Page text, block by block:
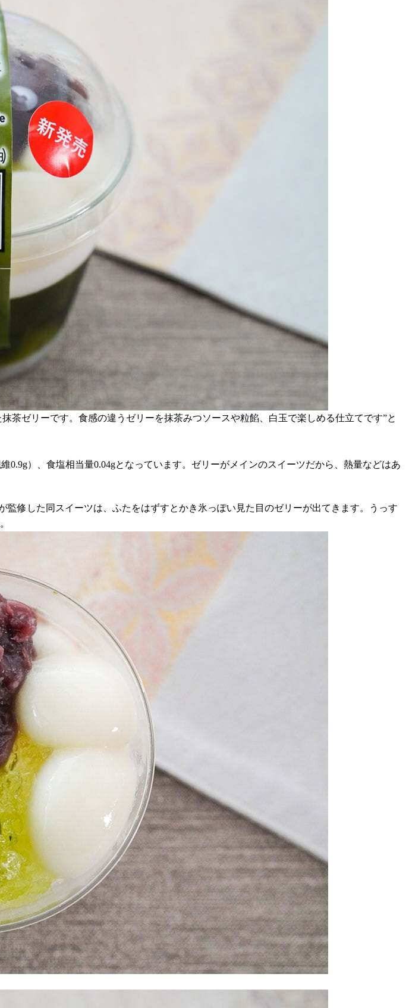
茶ゼリーです。食感の違うゼリーを抹茶みつソースや粒餡、白玉で楽しめる仕立てです”と
0.9g）、食塩相当量0.04gとなっています。ゼリーがメインのスイーツだから、熱量などはあ
修した同スイーツは、ふたをはずすとかき氷っぽい見た目のゼリーが出てきます。うっす